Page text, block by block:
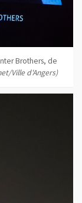
Brothers, de
Ville d'Angers)